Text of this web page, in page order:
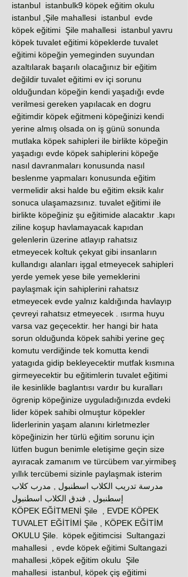
istanbul istanbulk9 köpek eğitim okulu
istanbul ,Şile mahallesi istanbul evde
köpek eğitimi Şile mahallesi istanbul yavru
köpek tuvalet eğitimi köpeklerde tuvalet
eğitimi köpeğin yemeginden suyundan
azaltılarak başarılı olacağınız bir eğitim
değildir tuvalet eğitimi ev içi sorunu
olduğundan köpeğin kendi yaşadığı evde
verilmesi gereken yapılacak en dogru
eğitimdir köpek eğitmeni köpeğinizi kendi
yerine almış olsada on iş günü sonunda
mutlaka köpek sahipleri ile birlikte köpeğin
yaşadıgı evde köpek sahiplerini köpeğe
nasıl davranmaları konusunda nasıl
beslenme yapmaları konusunda eğitim
vermelidir aksi halde bu eğitim eksik kalır
sonuca ulaşamazsınız. tuvalet eğitimi ile
birlikte köpeğiniz şu eğitimide alacaktır .kapı
ziline koşup havlamayacak kapıdan
gelenlerin üzerine atlayıp rahatsız
etmeyecek koltuk çekyat gibi insanların
kullandıgı alanları işgal etmeyecek sahipleri
yerde yemek yese bile yemeklerini
paylaşmak için sahiplerini rahatsız
etmeyecek evde yalnız kaldığında havlayıp
çevreyi rahatsız etmeyecek . ısırma huyu
varsa vaz geçecektir. her hangi bir hata
sorun olduğunda köpek sahibi yerine geç
komutu verdiğinde tek komutta kendi
yatagıda gidip bekleyecektir mutfak kısmına
girmeyecektir bu eğitimlerin tuvalet eğitimi
ile kesinlikle baglantısı vardır bu kuralları
ögrenip köpeğinize uyguladığınızda evdeki
lider köpek sahibi olmuştur köpekler
liderlerinin yaşam alanını kirletmezler
köpeğinizin her türlü eğitim sorunu için
lütfen bugun benimle eletişime geçin size
ayıracak zamanım ve türcübem var.yirmibeş
yıllık tercübemi sizinle paylaşmak isterim
مدرسة تدريب الكلاب اسطنبول , مدرب كلاب
إسطنبول , فندق الكلاب اسطنبول
KÖPEK EĞİTMENİ Şile , EVDE KÖPEK
TUVALET EĞİTİMİ Şile , KÖPEK EĞİTİM
OKULU Şile. köpek eğitimcisi Sultangazi
mahallesi , evde köpek eğitimi Sultangazi
mahallesi ,köpek eğitim okulu Şile
mahallesi istanbul, köpek çiş eğitimi